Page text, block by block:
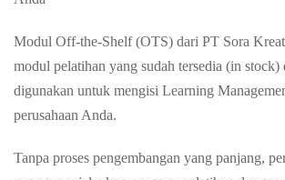
Modul Off-the-Shelf (OTS) dari PT Sora
modul pelatihan yang sudah tersedia (in stock)
digunakan untuk mengisi Learning
perusahaan Anda.
Tanpa proses pengembangan yang panjang,